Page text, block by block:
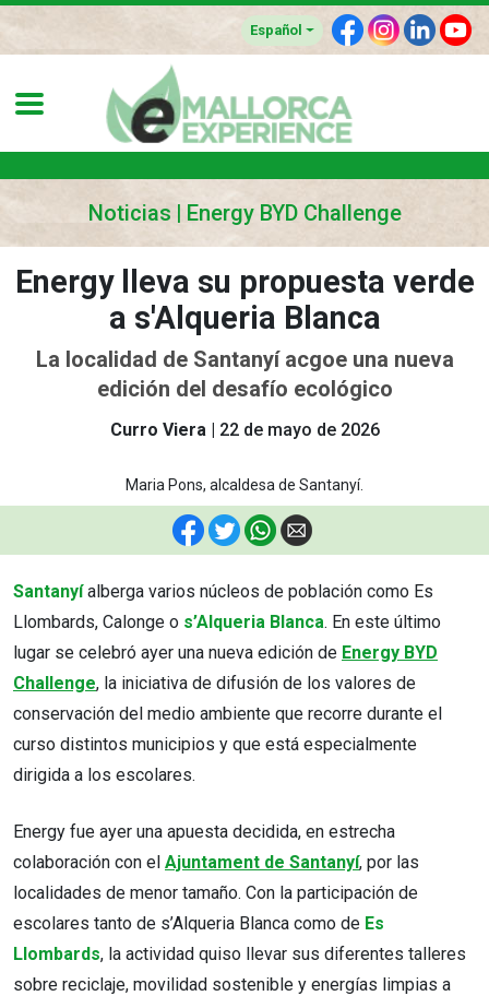
Español F I L Y
Noticias Energy BYD Challenge
Energy lleva su propuesta verde
a s'Alqueria Blanca
La localidad de Santanyí acgoe una nueva
edición del desafío ecológico
Curro Viera 22 de mayo de 2026
Maria Pons, alcaldesa de Santanyí.
F T W E
Santanyíalberga varios núcleos de población como Es
Llombards, Calonge o s’Alqueria Blanca. En este último
lugar se celebró ayer una nueva edición de Energy BYD
Challenge, la iniciativa de difusión de los valores de
conservación del medio ambiente que recorre durante el
curso distintos municipios y que está especialmente
dirigida a los escolares.
Energy fue ayer una apuesta decidida, en estrecha
colaboración con el Ajuntament de Santanyí, por las
localidades de menor tamaño. Con la participación de
escolares tanto de s’Alqueria Blanca como de Es
Llombards, la actividad quiso llevar sus diferentes talleres
sobre reciclaje, movilidad sostenible y energías limpias a